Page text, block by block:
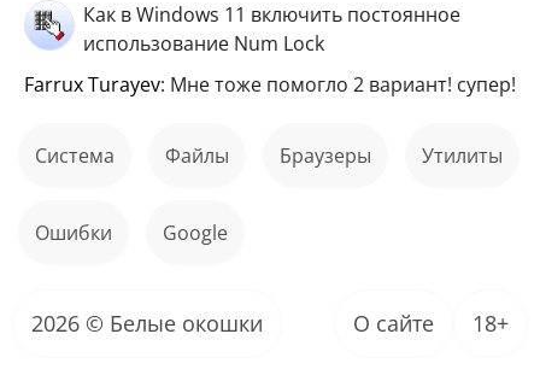
Как в Windows 11 включить постоянное
использование Num Lock
Farrux Turayev: Мне тоже помогло 2 вариант! супер!
Система файлы Браузеры Утилиты
ошибки Google
2026 © Белые окошки О сайте 18+